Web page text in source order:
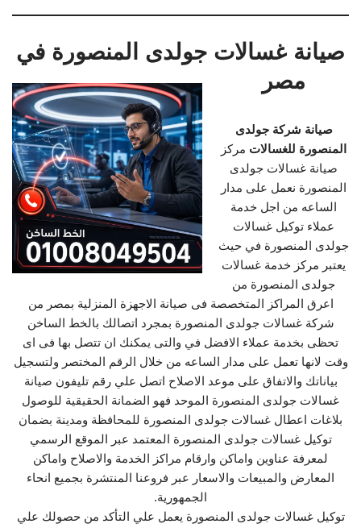
صيانة غسالات جولدى المنصورة في
مصر
صيانة شركة جولدى
المنصورة للغسالات مركز
صيانة غسالات جولدى
المنصورة نعمل على مدار
الساعه من اجل خدمة
عملاء توكيل غسالات
جولدى المنصورة في حيث
يعتبر مركز خدمة غسالات
جولدى المنصورة من
اعرق المراكز المتخصصة فى صيانة الاجهزة المنزلية بمصر من
شركة غسالات جولدى المنصورة بمجرد اتصالك بالخط الساخن
تحظى بخدمة عملاء الافضل في والتى يمكنك ان تتصل بها فى اى
وقت لانها تعمل على مدار الساعه من خلال الرقم المختصر ولتسجيل
بياناتك والاتفاق على موعد الاصلاح اتصل علي رقم تليفون صيانة
غسالات جولدى المنصورة الموحد فهو الضمانة الحقيقية للوصول
بلاغات اعطال غسالات جولدى المنصورة للمحافظة ومدينة بضمان
توكيل غسالات جولدى المنصورة المعتمد عبر الموقع الرسمي
لمعرفة عناوين واماكن وارقام مراكز الخدمة والاصلاح واماكن
المعارض والمبيعات والاسعار عبر فروعنا المنتشرة بجميع انحاء
الجمهورية.
توكيل غسالات جولدى المنصورة يعمل علي التأكد من حصولك علي